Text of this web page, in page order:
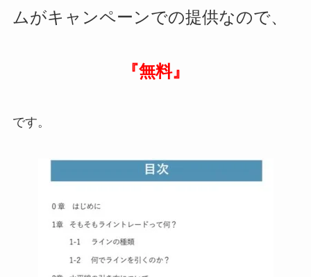
ムがキャンペーンでの提供なので、
『無料』
です。